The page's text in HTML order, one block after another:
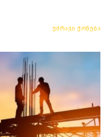
უძრავი ქონება